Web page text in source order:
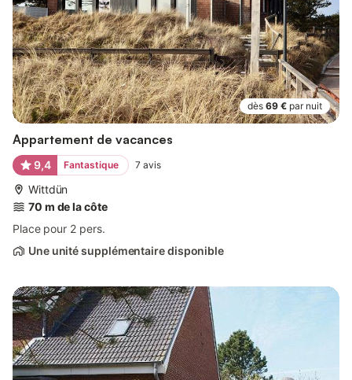
dès 69 € par nuit
Appartement de vacances
9,4 Fantastique 7 avis
Wittdün
70 m de la côte
Place pour 2 pers.
Une unité supplémentaire disponible